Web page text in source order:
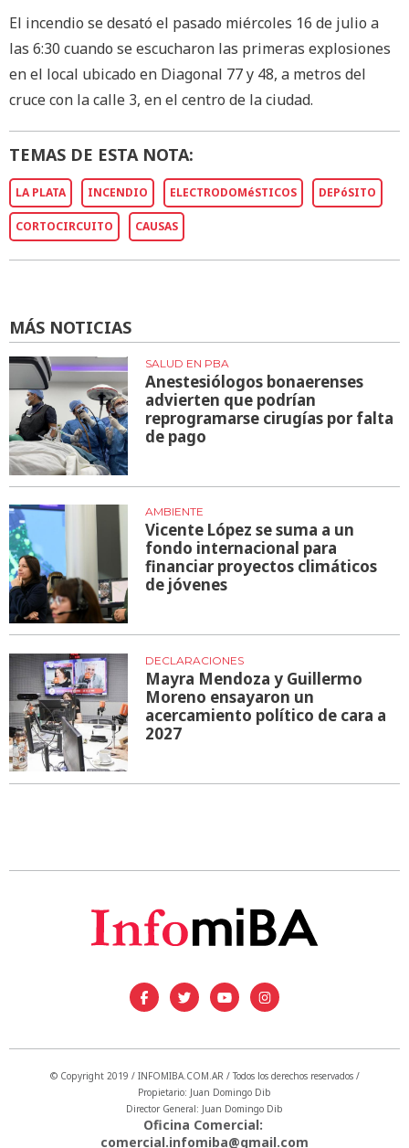
El incendio se desató el pasado miércoles 16 de julio a
las 6:30 cuando se escucharon las primeras explosiones
en el local ubicado en Diagonal 77 y 48, a metros del
cruce con la calle 3, en el centro de la ciudad.
TEMAS DE ESTA NOTA:
LA PLATA INCENDIO ELECTRODOMéSTICOS DEPóSITO
CORTOCIRCUITO CAUSAS
MÁS NOTICIAS
SALUD EN PBA
Anestesiólogos bonaerenses
advierten que podrían
reprogramarse cirugías por falta
de pago
AMBIENTE
Vicente López se suma a un
fondo internacional para
financiar proyectos climáticos
de jóvenes
DECLARACIONES
Mayra Mendoza y Guillermo
Moreno ensayaron un
acercamiento político de cara a
2027
© Copyright 2019 / INFOMIBA.COM.AR / Todos los derechos reservados /
Propietario: Juan Domingo Dib
Director General: Juan Domingo Dib
Oficina Comercial:
comercial.infomiba@gmail.com